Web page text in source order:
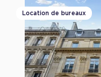
Location de bureaux